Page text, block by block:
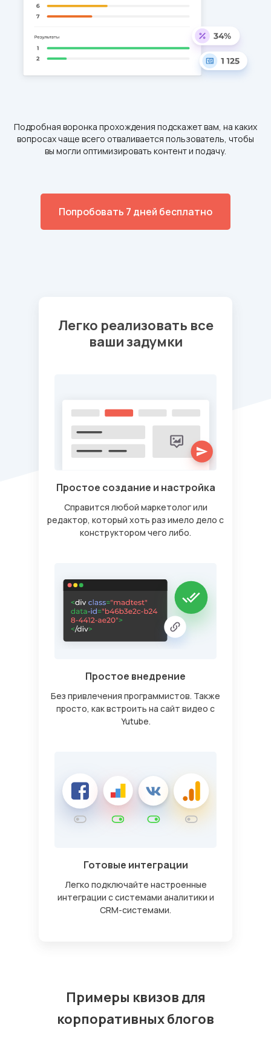
Подробная воронка прохождения подскажет вам, на каких
вопросах чаще всего отваливается пользователь, чтобы
вы могли оптимизировать контент и подачу.
Попробовать 7 дней бесплатно
Справится любой маркетолог или
редактор, который хоть раз имело дело с
конструктором чего либо.
Без привлечения программистов. Также
просто, как встроить на сайт видео с
Yutube.
Легко реализовать все
ваши задумки
Легко подключайте настроенные
интеграции с системами аналитики и
CRM-системами.
Простое создание и настройка
Простое внедрение
Готовые интеграции
Примеры квизов для
корпоративных блогов